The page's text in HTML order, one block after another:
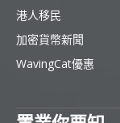
港人移民
加密貨幣新聞
WavingCat優惠